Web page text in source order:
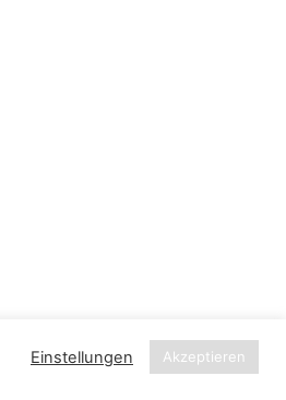
Einstellungen Akzeptieren